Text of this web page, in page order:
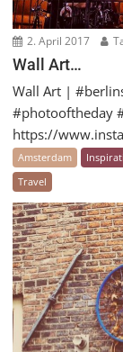
2. April 2017
Wall Art…
Wall Art |
#photooftheday
https://
Amsterdam
Travel